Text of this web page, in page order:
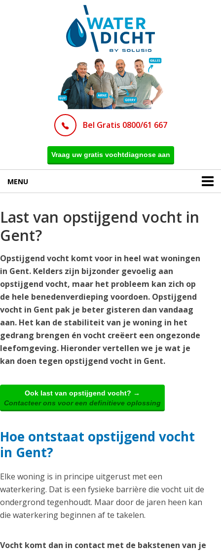
Bel Gratis 0800/61 667
Vraag uw gratis vochtdiagnose aan
MENU
Last van opstijgend vocht in
Gent?
Opstijgend vocht komt voor in heel wat woningen
in Gent. Kelders zijn bijzonder gevoelig aan
opstijgend vocht, maar het probleem kan zich op
de hele benedenverdieping voordoen. Opstijgend
vocht in Gent pak je beter gisteren dan vandaag
aan. Het kan de stabiliteit van je woning in het
gedrang brengen én vocht creëert een ongezonde
leefomgeving. Hieronder vertellen we je wat je
kan doen tegen opstijgend vocht in Gent.
Ook last van opstijgend vocht? →
Contacteer ons voor een definitieve oplossing
Hoe ontstaat opstijgend vocht
in Gent?
Elke woning is in principe uitgerust met een
waterkering. Dat is een fysieke barrière die vocht uit de
ondergrond tegenhoudt. Maar door de jaren heen kan
die waterkering beginnen af te takelen.
Vocht komt dan in contact met de bakstenen van je